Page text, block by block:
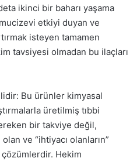
ikinci bir baharı yaşama
etkiyi duyan ve
isteyen tamamen
tavsiyesi olmadan bu ilaçları
Bu ürünler kimyasal
üretilmiş tıbbi
bir takviye değil,
ve “ihtiyacı olanların”
Hekim